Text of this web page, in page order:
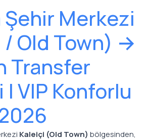
Merkezi
/ Old Town) →
Transfer
| VIP Konforlu
Kaleiçi (Old Town) bölgesinden,